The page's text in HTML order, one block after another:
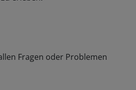
Fragen oder Problemen